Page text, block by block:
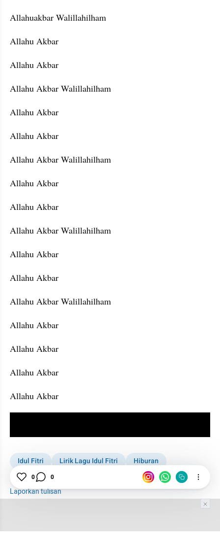
Allahuakbar Walillahilham
Allahu Akbar
Allahu Akbar
Allahu Akbar Walillahilham
Allahu Akbar
Allahu Akbar
Allahu Akbar Walillahilham
Allahu Akbar
Allahu Akbar
Allahu Akbar Walillahilham
Allahu Akbar
Allahu Akbar
Allahu Akbar Walillahilham
Allahu Akbar
Allahu Akbar
Allahu Akbar
Allahu Akbar
Idul Fitri Lirik Lagu Idul Fitri
Hiburan
Lirik Lagu
Sabyan Gambus
Laporkan tulisan
0 0